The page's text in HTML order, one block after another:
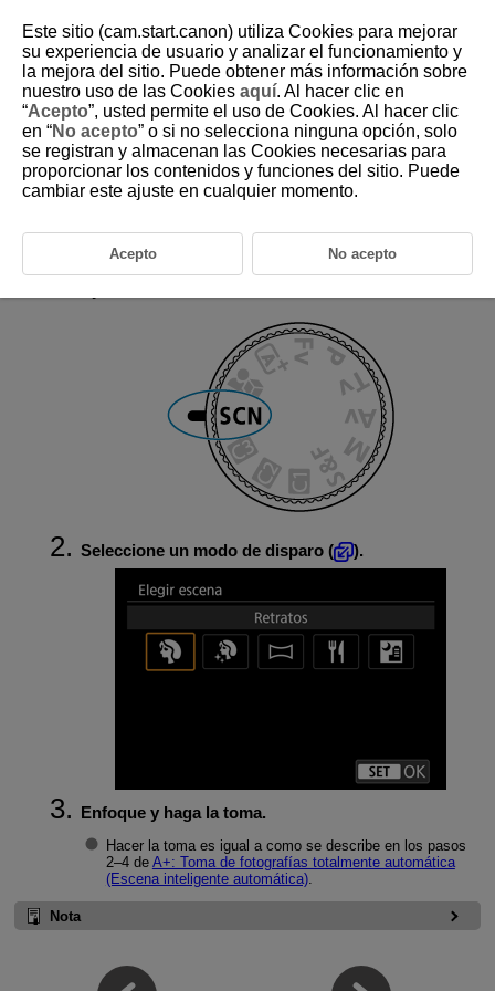
D388-044
SCN: Escena especial
La cámara elige automáticamente los ajustes adecuados cuando
significa “Special Scene” (escena especial).
Seleccione un modo de disparo ( ).
Enfoque y haga la toma.
Hacer la toma es igual a como se describe en los pasos
2–4 de A+: Toma de fotografías totalmente automática
(Escena inteligente automática).
Nota
Este sitio (cam.start.canon) utiliza Cookies para mejorar
su experiencia de usuario y analizar el funcionamiento y
la mejora del sitio. Puede obtener más información sobre
nuestro uso de las Cookies aquí. Al hacer clic en
“Acepto”, usted permite el uso de Cookies. Al hacer clic
en “No acepto” o si no selecciona ninguna opción, solo
se registran y almacenan las Cookies necesarias para
proporcionar los contenidos y funciones del sitio. Puede
cambiar este ajuste en cualquier momento.
Acepto No acepto